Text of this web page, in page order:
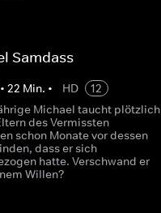
Samdass
•22 Min. • HD
12
Michael taucht plötzlich
des Vermissten
schon Monate vor dessen
dass er sich
hatte. Verschwand er
Willen?